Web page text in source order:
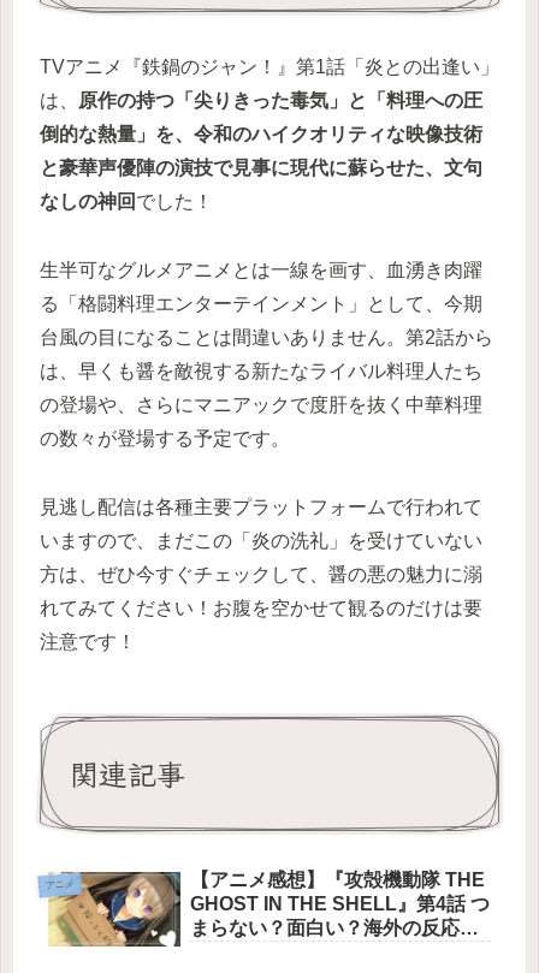
TVアニメ『鉄鍋のジャン！』第1話「炎との出逢い」
は、
原作の持つ「尖りきった毒気」と「料理への圧
倒的な熱量」を、令和のハイクオリティな映像技術
と豪華声優陣の演技で見事に現代に蘇らせた、文句
なしの神回 でした！
生半可なグルメアニメとは一線を画す、血湧き肉躍
る「格闘料理エンターテインメント」として、今期
台風の目になることは間違いありません。第2話から
は、早くも醤を敵視する新たなライバル料理人たち
の登場や、さらにマニアックで度肝を抜く中華料理
の数々が登場する予定です。
見逃し配信は各種主要プラットフォームで行われて
いますので、まだこの「炎の洗礼」を受けていない
方は、ぜひ今すぐチェックして、醤の悪の魅力に溺
れてみてください！お腹を空かせて観るのだけは要
注意です！
関連記事
アニメ
【アニメ感想】『攻殻機動隊 THE
GHOST IN THE SHELL』第4話 つ
まらない？面白い？海外の反応